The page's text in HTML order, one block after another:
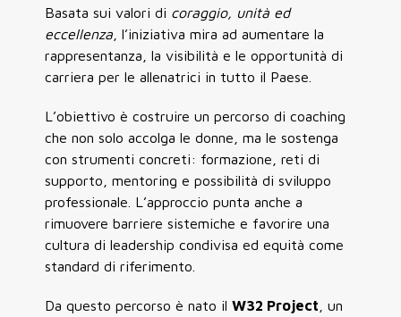
Basata sui valori di coraggio, unità ed
eccellenza , l’iniziativa mira ad aumentare la
rappresentanza, la visibilità e le opportunità di
carriera per le allenatrici in tutto il Paese.
L’obiettivo è costruire un percorso di coaching
che non solo accolga le donne, ma le sostenga
con strumenti concreti: formazione, reti di
supporto, mentoring e possibilità di sviluppo
professionale. L’approccio punta anche a
rimuovere barriere sistemiche e favorire una
cultura di leadership condivisa ed equità come
standard di riferimento.
Da questo percorso è nato il W32 Project , un